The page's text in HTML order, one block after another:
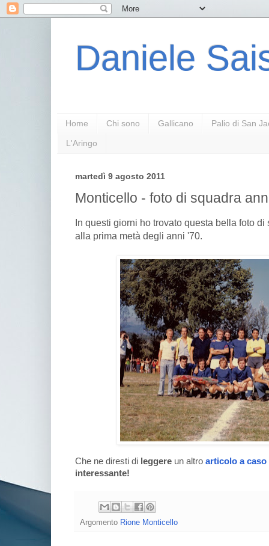
Daniele
Home Chi sono Gallicano Palio di San
L'Aringo
martedì 9 agosto 2011
Monticello - foto di squadra
In questi giorni ho trovato questa bella foto
alla prima metà degli anni '70.
Che ne diresti di leggere un altro articolo a caso
interessante!
Argomento Rione Monticello